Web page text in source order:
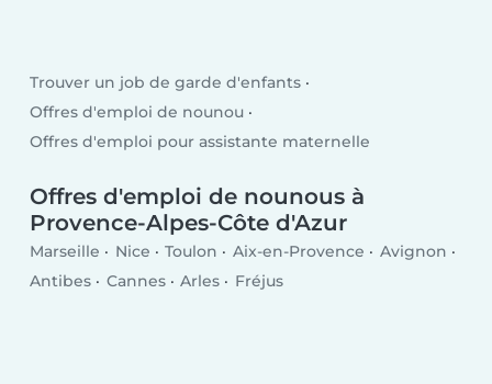
Trouver un job de garde d'enfants
Offres d'emploi de nounou
Offres d'emploi pour assistante maternelle
Offres d'emploi de nounous à
Provence-Alpes-Côte d'Azur
Marseille Nice Toulon Aix-en-Provence
Avignon
Antibes
Cannes Arles Fréjus